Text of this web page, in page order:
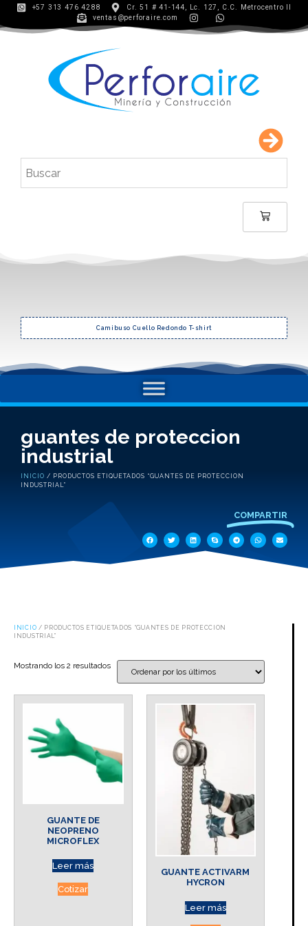
+57 313 476 4288
Cr. 51 # 41-144, Lc. 127, C.C. Metrocentro II
ventas@perforaire.com
Camibuso Cuello Redondo T-shirt
guantes de proteccion
industrial
INICIO / PRODUCTOS ETIQUETADOS “GUANTES DE PROTECCION
INDUSTRIAL”
COMPARTIR
INICIO / PRODUCTOS ETIQUETADOS “GUANTES DE PROTECCION
INDUSTRIAL”
Mostrando los 2 resultados
GUANTE DE
NEOPRENO
MICROFLEX
Leer más
Cotizar
GUANTE ACTIVARM
HYCRON
Leer más